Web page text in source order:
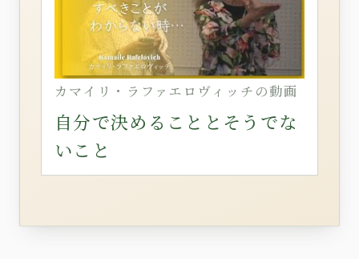
カマイリ・ラファエロヴィッチの動画
自分で決めることとそうでな
いこと